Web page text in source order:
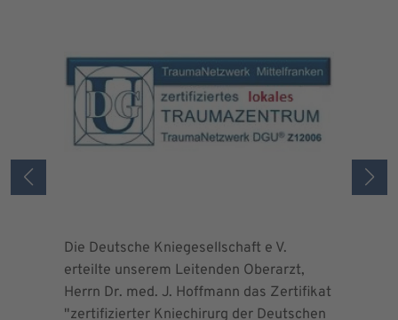
Die Deutsche Kniegesellschaft e V.
erteilte unserem Leitenden Oberarzt,
Herrn Dr. med. J. Hoffmann das Zertifikat
"zertifizierter Kniechirurg der Deutschen